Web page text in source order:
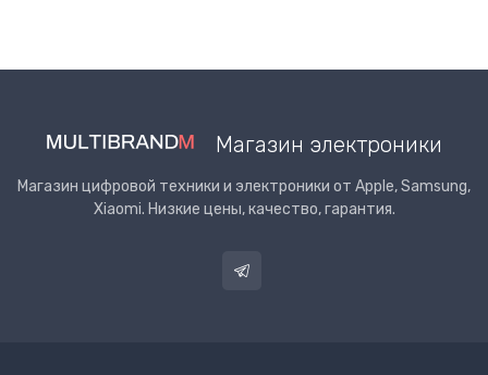
Магазин электроники
Магазин цифровой техники и электроники от Apple, Samsung,
Xiaomi. Низкие цены, качество, гарантия.